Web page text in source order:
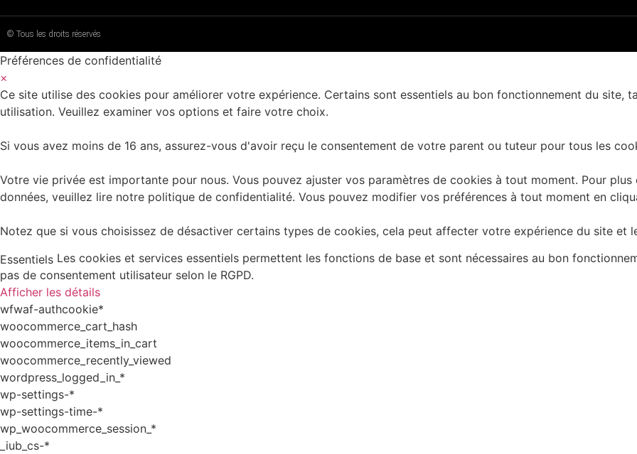
© Tous les droits réservés
Préférences de confidentialité
×
Ce site utilise des cookies pour améliorer votre expérience. Certains sont essentiels au bon fonctionnement du site,
utilisation. Veuillez examiner vos options et faire votre choix.
Si vous avez moins de 16 ans, assurez-vous d'avoir reçu le consentement de votre parent ou tuteur pour tous les
Votre vie privée est importante pour nous. Vous pouvez ajuster vos paramètres de cookies à tout moment. Pour
données, veuillez lire notre politique de confidentialité. Vous pouvez modifier vos préférences à tout moment en
Notez que si vous choisissez de désactiver certains types de cookies, cela peut affecter votre expérience du site et
Essentiels Les cookies et services essentiels permettent les fonctions de base et sont nécessaires au bon
pas de consentement utilisateur selon le RGPD.
Afficher les détails
wfwaf-authcookie*
woocommerce_cart_hash
woocommerce_items_in_cart
woocommerce_recently_viewed
wordpress_logged_in_*
wp-settings-*
wp-settings-time-*
wp_woocommerce_session_*
_iub_cs-*